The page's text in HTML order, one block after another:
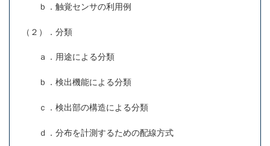
ｂ．触覚センサの利用例
（２）．分類
ａ．用途による分類
ｂ．検出機能による分類
ｃ．検出部の構造による分類
ｄ．分布を計測するための配線方式